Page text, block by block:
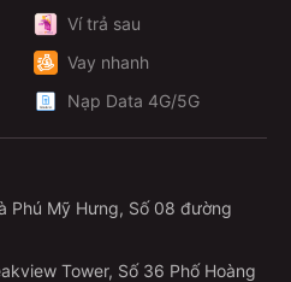
Ví trả sau
Vay nhanh
Nạp Data 4G/5G
Phú Mỹ Hưng, Số 08 đường
Tower, Số 36 Phố Hoàng